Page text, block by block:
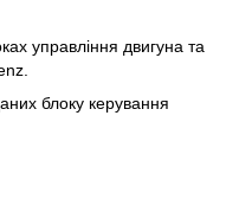
управління двигуна та
блоку керування